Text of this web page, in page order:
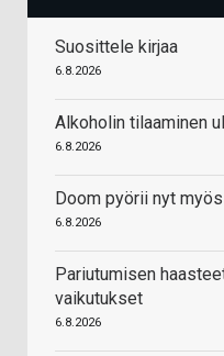
Suosittele kirjaa
6.8.2026
Alkoholin tilaaminen
6.8.2026
Doom pyörii nyt
6.8.2026
Pariutumisen
vaikutukset
6.8.2026